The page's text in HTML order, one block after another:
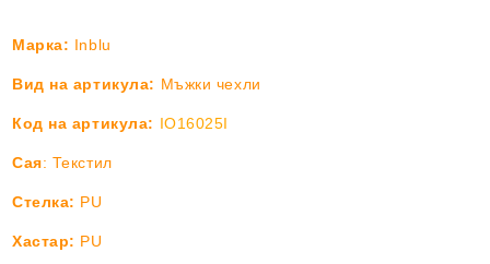
Марка: Inblu
Вид на артикула: Мъжки чехли
Код на артикула: IO16025I
Сая: Текстил
Стелка: PU
Хастар: PU